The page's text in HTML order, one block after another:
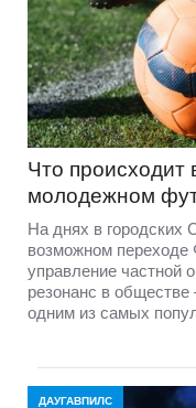
Что происходит
молодежном
На днях в
возможном
управление частной
резонанс в
одним из самых
ДАУГАВПИЛС